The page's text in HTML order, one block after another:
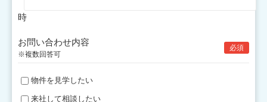
時
お問い合わせ内容
※複数回答可
必須
物件を見学したい
来社して相談したい